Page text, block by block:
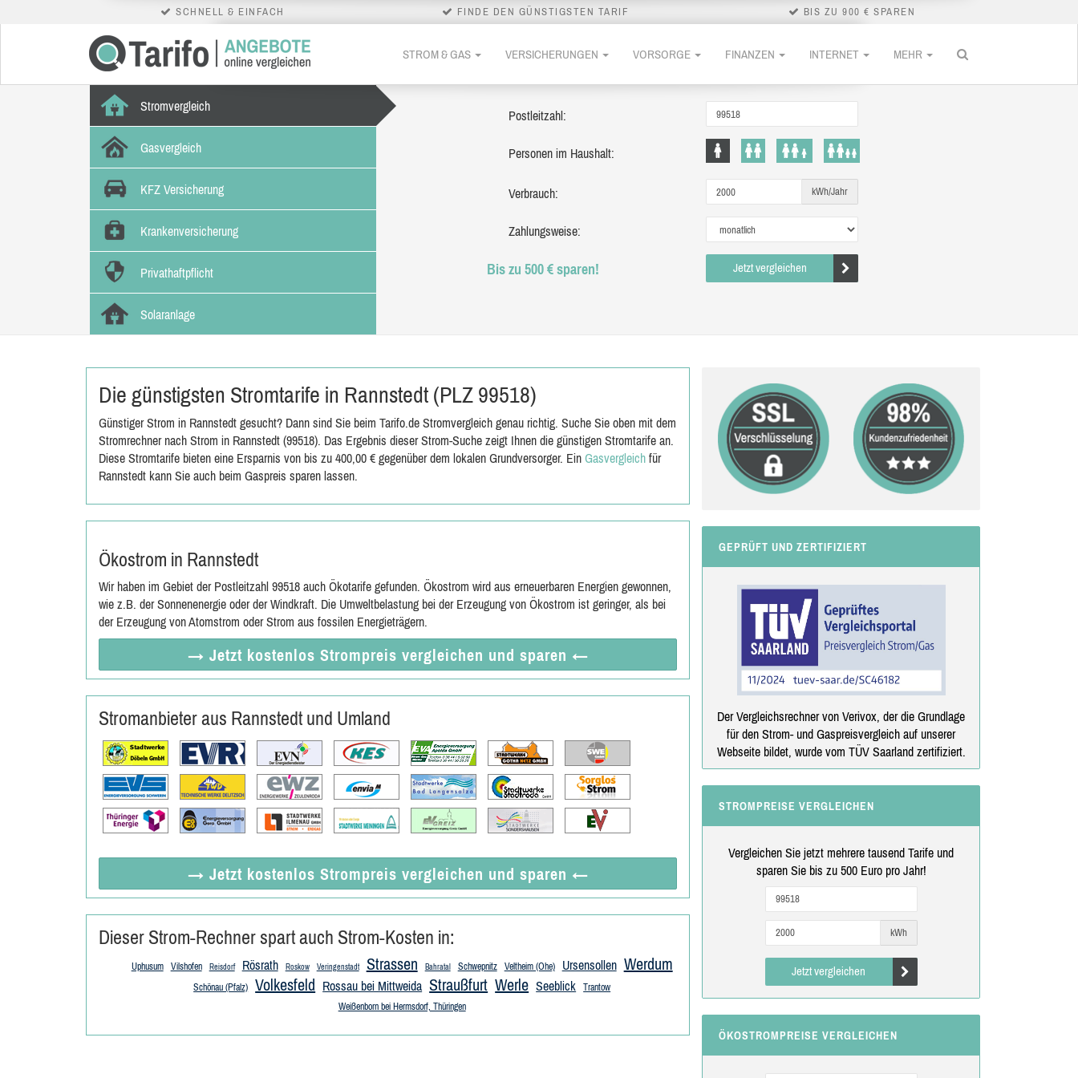
SCHNELL & EINFACH FINDE DEN GÜNSTIGSTEN TARIF BIS ZU 900 € SPAREN
STROM & GAS VERSICHERUNGEN VORSORGE FINANZEN INTERNET MEHR
Stromvergleich
Gasvergleich
KFZ Versicherung
Krankenversicherung
Privathaftpflicht
Solaranlage
Postleitzahl:
Personen im Haushalt:
Verbrauch: kWh/Jahr
Zahlungsweise:
Bis zu 500 € sparen! Jetzt vergleichen
Die günstigsten Stromtarife in Rannstedt (PLZ 99518)
Günstiger Strom in Rannstedt gesucht? Dann sind Sie beim Tarifo.de Stromvergleich genau richtig. Suche Sie oben mit dem
Stromrechner nach Strom in Rannstedt (99518). Das Ergebnis dieser Strom-Suche zeigt Ihnen die günstigen Stromtarife an.
Diese Stromtarife bieten eine Ersparnis von bis zu 400,00 € gegenüber dem lokalen Grundversorger. Ein Gasvergleich für
Rannstedt kann Sie auch beim Gaspreis sparen lassen.
Ökostrom in Rannstedt
Wir haben im Gebiet der Postleitzahl 99518 auch Ökotarife gefunden. Ökostrom wird aus erneuerbaren Energien gewonnen,
wie z.B. der Sonnenenergie oder der Windkraft. Die Umweltbelastung bei der Erzeugung von Ökostrom ist geringer, als bei
der Erzeugung von Atomstrom oder Strom aus fossilen Energieträgern.
→ Jetzt kostenlos Strompreis vergleichen und sparen ←
Stromanbieter aus Rannstedt und Umland
→ Jetzt kostenlos Strompreis vergleichen und sparen ←
Dieser Strom-Rechner spart auch Strom-Kosten in:
Uphusum Vilshofen Reisdorf Rösrath Roskow Veringenstadt Strassen Bahratal Schwepnitz Veltheim (Ohe) Ursensollen Werdum
Schönau (Pfalz) Volkesfeld Rossau bei Mittweida Straußfurt Werle Seeblick
Trantow
Weißenborn bei Hermsdorf, Thüringen
GEPRÜFT UND ZERTIFIZIERT
Der Vergleichsrechner von Verivox, der die Grundlage
für den Strom- und Gaspreisvergleich auf unserer
Webseite bildet, wurde vom TÜV Saarland zertifiziert.
STROMPREISE VERGLEICHEN
Vergleichen Sie jetzt mehrere tausend Tarife und
sparen Sie bis zu 500 Euro pro Jahr!
kWh
Jetzt vergleichen
ÖKOSTROMPREISE VERGLEICHEN